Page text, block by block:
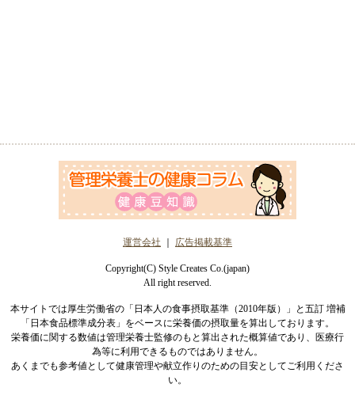
運営会社 ｜ 広告掲載基準
Copyright(C) Style Creates Co.(japan)
All right reserved.
本サイトでは厚生労働省の「日本人の食事摂取基準（2010年版）」と五訂 増補
「日本食品標準成分表」をベースに栄養価の摂取量を算出しております。
栄養価に関する数値は管理栄養士監修のもと算出された概算値であり、医療行
為等に利用できるものではありません。
あくまでも参考値として健康管理や献立作りのための目安としてご利用くださ
い。